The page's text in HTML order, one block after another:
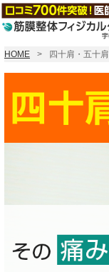
HOME 四十肩・五十肩